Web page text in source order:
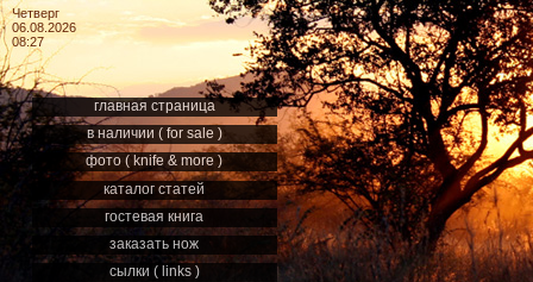
Четверг
06.08.2026
08:27
главная страница
в наличии ( for sale )
фото ( knife & more )
каталог статей
гостевая книга
заказать нож
сылки ( links )